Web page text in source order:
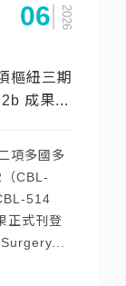
06 2026
樞紐三期
成果...
項多國多
CBL-
514
正式刊登